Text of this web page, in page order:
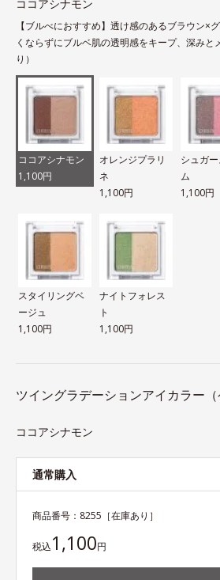
ココアシナモン
【ブルべにおすすめ】透け感のあるブラウン×
くならずにブルベ肌の透明感をキープ、深みと
り）
ココアシナモン
1,100円
オレンジプラリ
ネ
1,100円
シュガ
ム
1,100円
スタイリングベ
ージュ
1,100円
ナイトフォレス
ト
1,100円
ツイングラデーションアイカラー（
ココアシナモン
通常購入
商品番号： 8255 ［在庫あり］
税込1,100円